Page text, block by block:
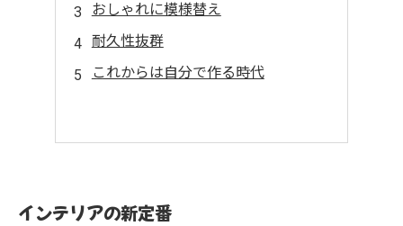
おしゃれに模様替え
耐久性抜群
これからは自分で作る時代
インテリアの新定番